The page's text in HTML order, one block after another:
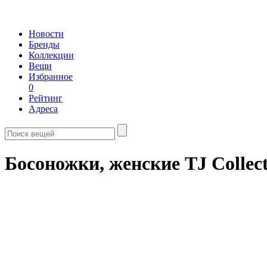
Новости
Бренды
Коллекции
Вещи
Избранное
0
Рейтинг
Адреса
Босоножки, женские TJ